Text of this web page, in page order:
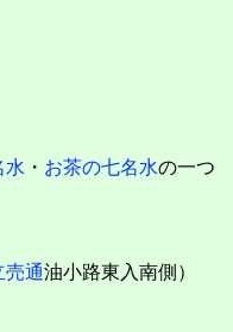
水 ・ お茶の七名水の一つ
売通油小路東入南側）